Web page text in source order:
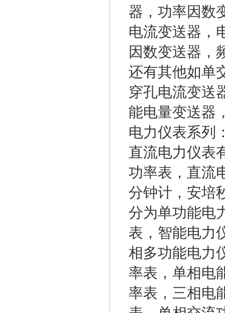
器，功率因数
电流变送器，
因数变送器，
还有其他如单
穿孔电流变送
能电量变送器
电力仪表系列
直流电力仪表
功率表，直流
分钟计，安培
分为单功能电
表，智能电力
相多功能电力
率表，单相电
率表，三相电